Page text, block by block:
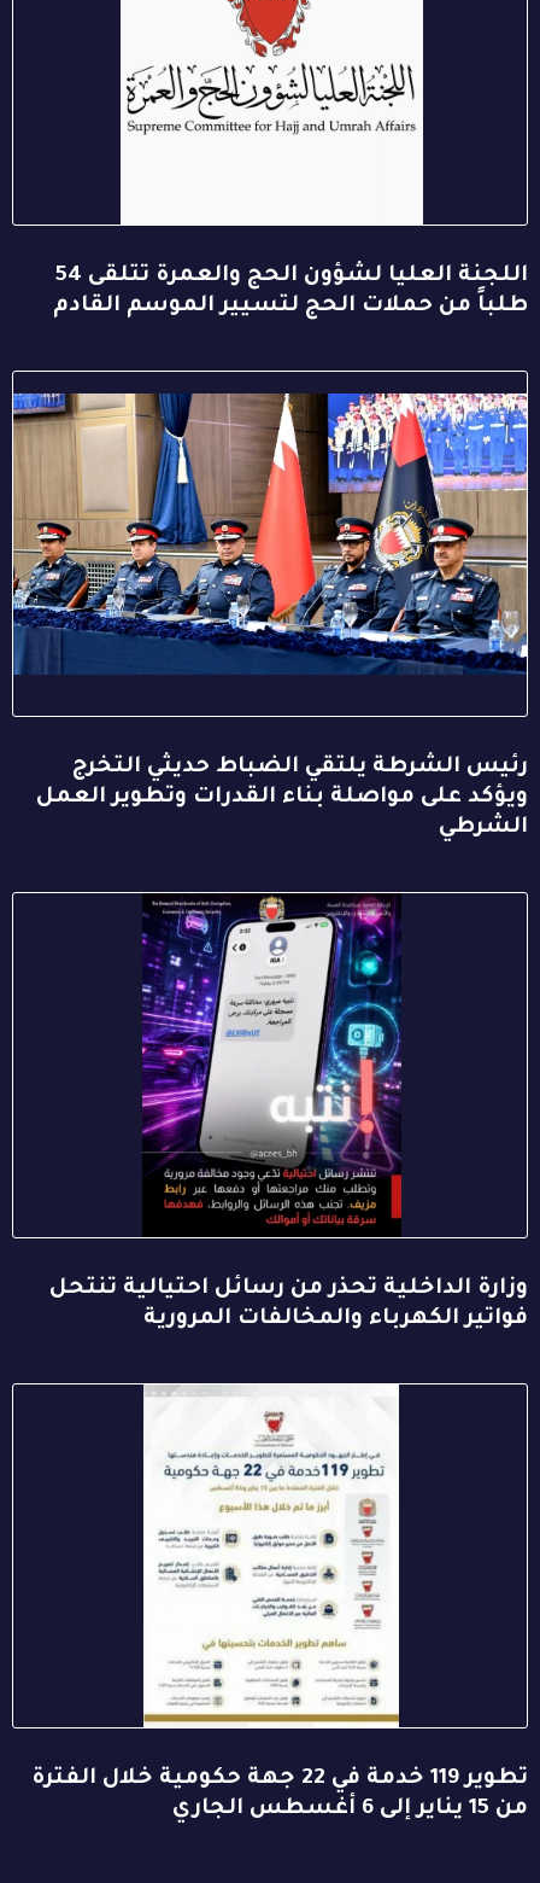
اللجنة العليا لشؤون الحج والعمرة تتلقى 54
طلباً من حملات الحج لتسيير الموسم القادم
رئيس الشرطة يلتقي الضباط حديثي التخرج
ويؤكد على مواصلة بناء القدرات وتطوير العمل
الشرطي
وزارة الداخلية تحذر من رسائل احتيالية تنتحل
فواتير الكهرباء والمخالفات المرورية
تطوير 119 خدمة في 22 جهة حكومية خلال الفترة
من 15 يناير إلى 6 أغسطس الجاري